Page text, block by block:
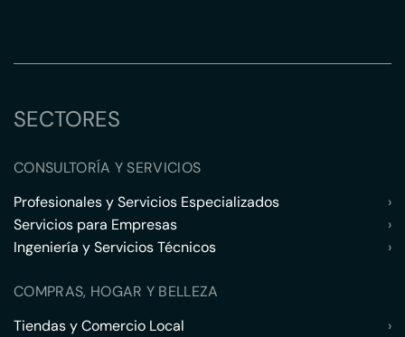
SECTORES
CONSULTORÍA Y SERVICIOS
Profesionales y Servicios Especializados
›
Servicios para Empresas
›
Ingeniería y Servicios Técnicos
›
COMPRAS, HOGAR Y BELLEZA
Tiendas y Comercio Local
›